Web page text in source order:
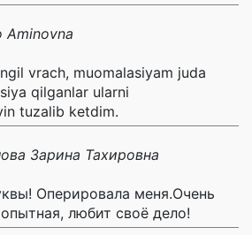
Aminovna
vrach, muomalasiyam juda
qilganlar ularni
tuzalib ketdim.
Зарина Тахировна
Оперировала меня.Очень
любит своё дело!